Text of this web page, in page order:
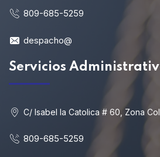
809-685-5259
despacho@
Servicios
C/ Isabel la Catolica # 60, Zona
809-685-5259